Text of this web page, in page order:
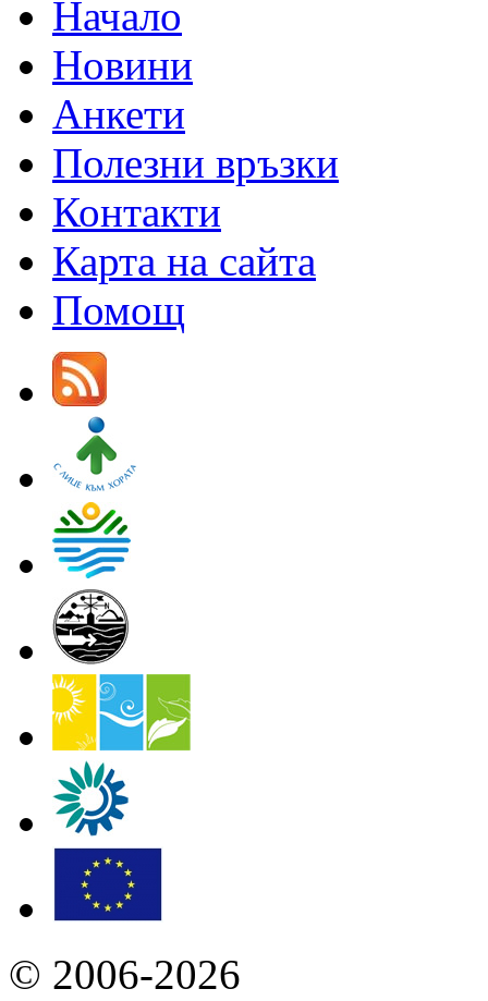
Начало
Новини
Анкети
Полезни връзки
Контакти
Карта на сайта
Помощ
© 2006-2026